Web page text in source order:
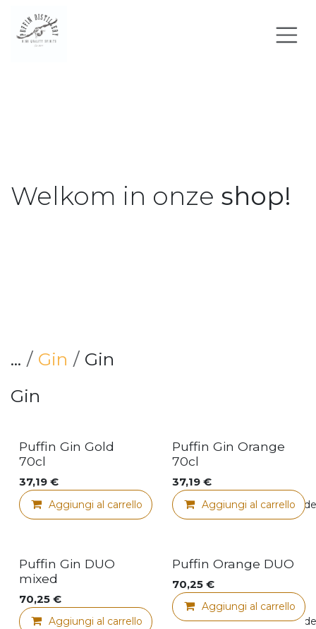
Welkom in onze shop!
... Gin
Gin
Gin
Puffin Gin Gold
70cl
37,19 €
Aggiungi al carrello Aggiungi alla lista
Puffin Gin Orange
70cl
37,19€
Aggiungi al carrello
Voordeel pakket
Puffin Gin DUO
mixed
70,25 €
Aggiungi al carrello Aggiungi alla lista
Voordeel pakket
Puffin Orange DUO
70,25€
Aggiungi al carrello